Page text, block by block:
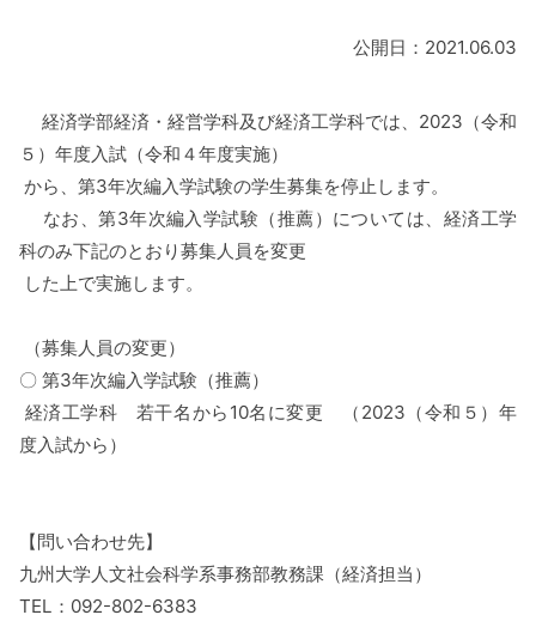
公開日：2021.06.03
経済学部経済・経営学科及び経済工学科では、2023（令和
５）年度入試（令和４年度実施）
から、第3年次編入学試験の学生募集を停止します。
なお、第3年次編入学試験（推薦）については、経済工学
科のみ下記のとおり募集人員を変更
した上で実施します。
（募集人員の変更）
〇 第3年次編入学試験（推薦）
経済工学科 若干名から10名に変更 （2023（令和５）年
度入試から）
【問い合わせ先】
九州大学人文社会科学系事務部教務課（経済担当）
TEL：092-802-6383